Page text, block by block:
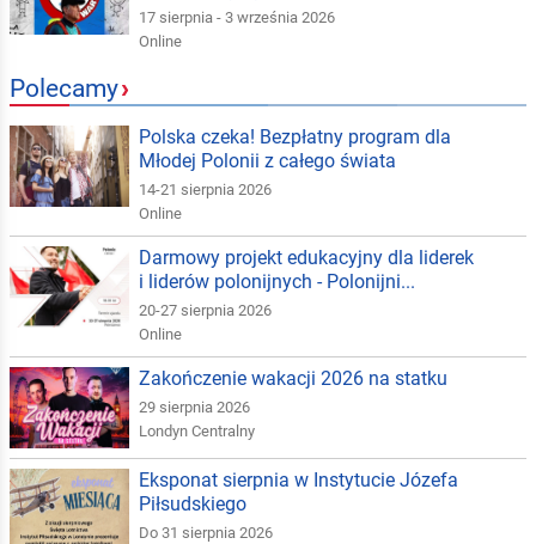
17 sierpnia - 3 września 2026
Online
Polecamy›
Polska czeka! Bezpłatny program dla
Młodej Polonii z całego świata
14-21 sierpnia 2026
Online
Darmowy projekt edukacyjny dla liderek
i liderów polonijnych - Polonijni...
20-27 sierpnia 2026
Online
Zakończenie wakacji 2026 na statku
29 sierpnia 2026
Londyn Centralny
Eksponat sierpnia w Instytucie Józefa
Piłsudskiego
Do 31 sierpnia 2026